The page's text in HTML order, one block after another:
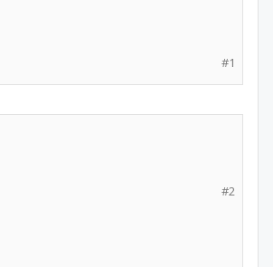
#1
#2